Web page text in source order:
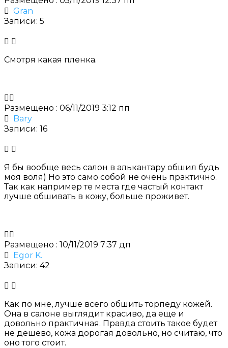
Gran
Записи: 5
Смотря какая пленка.
Размещено : 06/11/2019 3:12 пп
Bary
Записи: 16
Я бы вообще весь салон в алькантару обшил будь
моя воля) Но это само собой не очень практично.
Так как например те места где частый контакт
лучше обшивать в кожу, больше проживет.
Размещено : 10/11/2019 7:37 дп
Egor K.
Записи: 42
Как по мне, лучше всего обшить торпеду кожей.
Она в салоне выглядит красиво, да еще и
довольно практичная. Правда стоить такое будет
не дешево, кожа дорогая довольно, но считаю, что
оно того стоит.